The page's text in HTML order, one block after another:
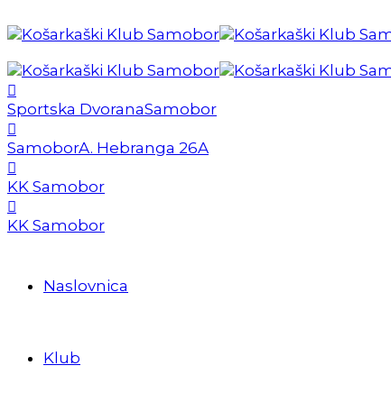
Sportska DvoranaSamobor
SamoborA. Hebranga 26A
KK Samobor
KK Samobor
Naslovnica
Klub